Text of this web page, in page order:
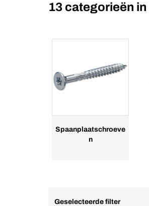
13 categorieën in
Spaanplaatschroeve
n
Geselecteerde filter